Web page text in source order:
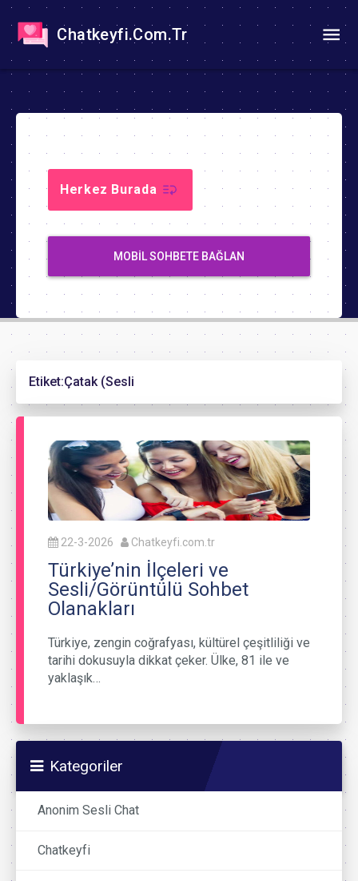
Chatkeyfi.Com.Tr
Herkez Burada
MOBIL SOHBETE BAĞLAN
Etiket:Çatak (Sesli
22-3-2026 Chatkeyfi.com.tr
Türkiye’nin İlçeleri ve
Sesli/Görüntülü Sohbet
Olanakları
Türkiye, zengin coğrafyası, kültürel çeşitliliği ve
tarihi dokusuyla dikkat çeker. Ülke, 81 ile ve
yaklaşık…
Kategoriler
Anonim Sesli Chat
Chatkeyfi